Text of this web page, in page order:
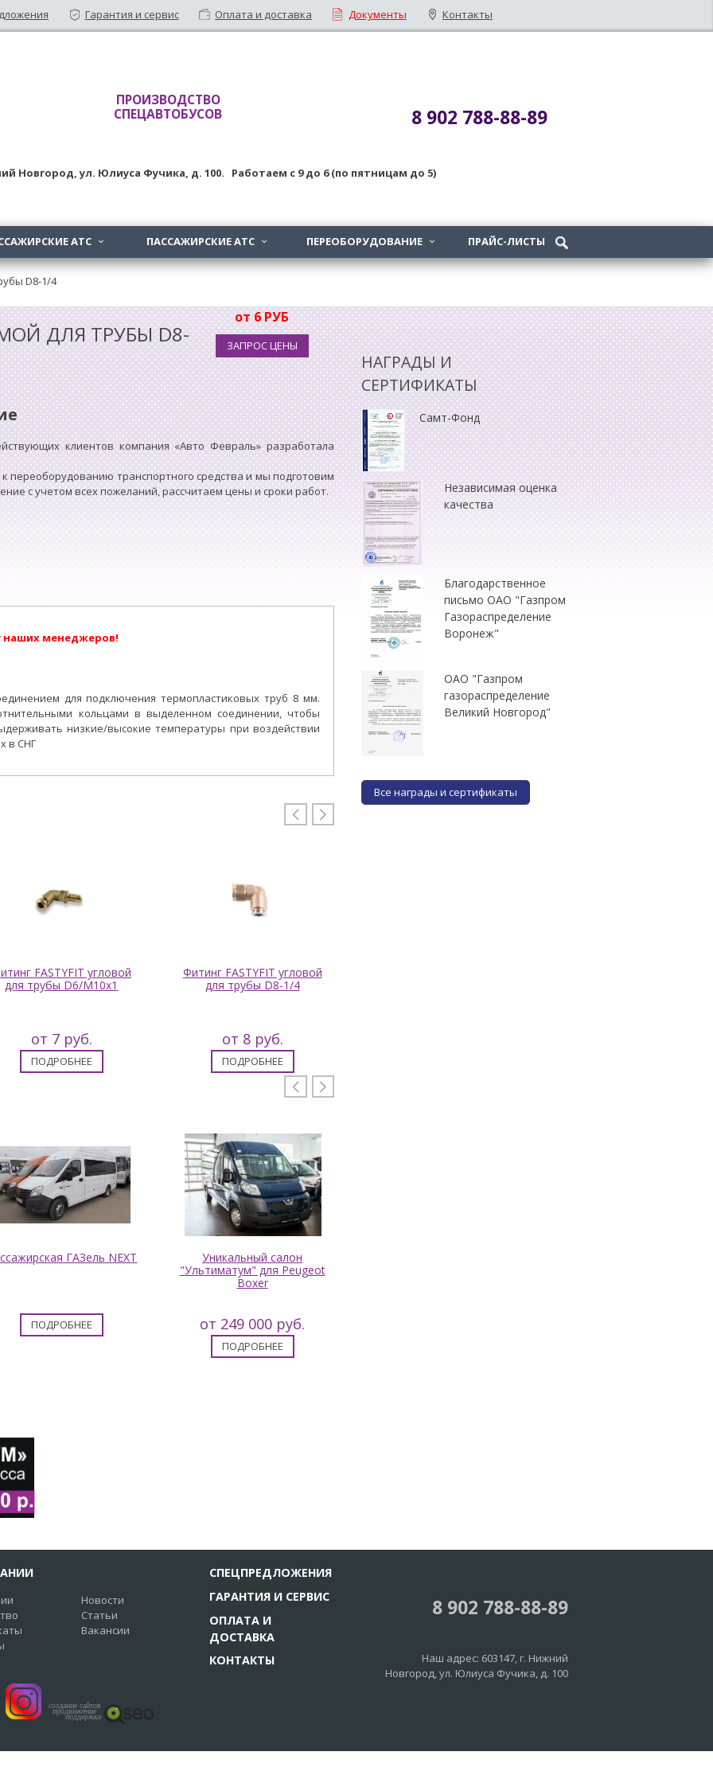
Гарантия и сервис Оплата и доставка Документы Контакты
ПРОИЗВОДСТВО
СПЕЦАВТОБУСОВ
8 902 788-88-89
Новгород,ул. Юлиуса Фучика, д. 100. Работаем с 9до 6 (по пятницам до 5)
АТС  ПАССАЖИРСКИЕ АТС  ПЕРЕОБОРУДОВАНИЕ  ПРАЙС-ЛИСТЫ
D8-1/4
НАГРАДЫ И
СЕРТИФИКАТЫ
Самт-Фонд
Независимая оценка
качества
Благодарственное
письмо ОАО "Газпром
Газораспределение
Воронеж"
ОАО "Газпром
газораспределение
Великий Новгород"
Все награды и сертификаты
ДЛЯ ТРУБЫ D8-
от 6 РУБ
ЗАПРОС ЦЕНЫ
клиентов компания «Авто Февраль» разработала
переоборудованию транспортного средства и мы подготовим
с учетом всех пожеланий, рассчитаем цены и сроки работ.
наших менеджеров!
для подключения термопластиковых труб 8 мм.
кольцами в выделенном соединении, чтобы
низкие/высокие температуры при воздействии
в СНГ
 
FASTYFIT угловой
для трубы D6/M10x1
от 7 руб.
ПОДРОБНЕЕ
Фитинг FASTYFIT угловой
для трубы D8-1/4
от 8 руб.
ПОДРОБНЕЕ
 
ГАЗель NEXT
ПОДРОБНЕЕ
Уникальный салон
"Ультиматум" для Peugeot
Boxer
от 249 000 руб.
ПОДРОБНЕЕ
Новости
Статьи
Вакансии
СПЕЦПРЕДЛОЖЕНИЯ
ГАРАНТИЯ И СЕРВИС
ОПЛАТА И
ДОСТАВКА
КОНТАКТЫ
8 902 788-88-89
Наш адрес: 603147, г. Нижний
Новгород,ул. Юлиуса Фучика, д. 100
создание сайтов
продвижение
поддержка